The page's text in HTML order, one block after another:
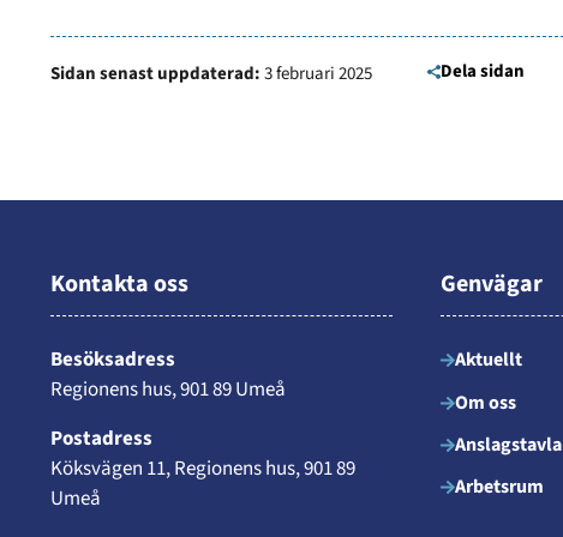
Sidan senast uppdaterad:3 februari 2025 Dela sidan
Kontakta oss
Besöksadress
Regionens hus, 901 89 Umeå
Postadress
Köksvägen 11, Regionens hus, 901 89
Umeå
Genvägar
Aktuellt
Om oss
Anslagstavla
Arbetsrum